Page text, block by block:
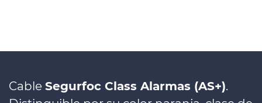
Cable Segurfoc Class Alarmas (AS+).